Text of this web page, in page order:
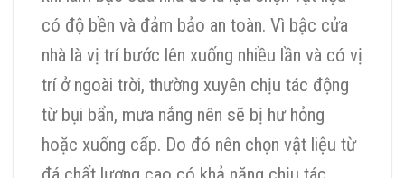
có độ bền và đảm bảo an toàn. Vì bậc cửa
nhà là vị trí bước lên xuống nhiều lần và có vị
trí ở ngoài trời, thường xuyên chịu tác động
từ bụi bẩn, mưa nắng nên sẽ bị hư hỏng
hoặc xuống cấp. Do đó nên chọn vật liệu từ